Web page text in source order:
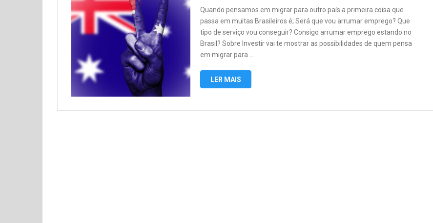
Quando pensamos em migrar para outro país a primeira coisa que
passa em muitas Brasileiros é; Será que vou arrumar emprego? Que
tipo de serviço vou conseguir? Consigo arrumar emprego estando no
Brasil? Sobre Investir vai te mostrar as possibilidades de quem pensa
em migrar para …
LER MAIS